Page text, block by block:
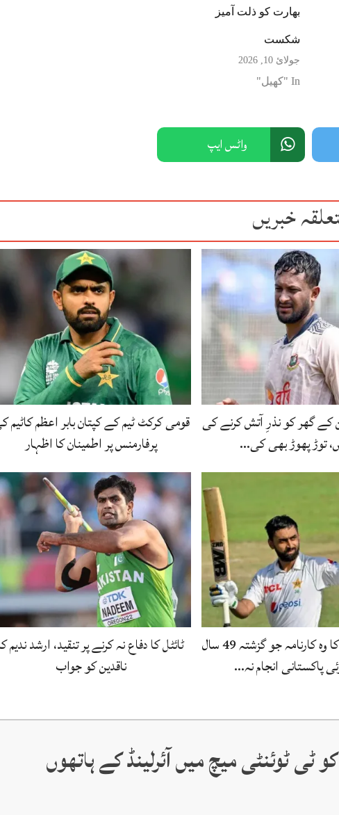
بھارت کو ذلت آمیز
شکست
جولائ 10, 2026
In "کھیل"
واٹس ایپ
خبریں
گھر کو نذرِ آتش کرنے کی
توڑ پھوڑ بھی کی…
قومی کرکٹ ٹیم کے کپتان بابر اعظم کاٹیم
پرفارمنس پر اطمینان کا اظہار
عبداللہ شفیق کا وہ کارنامہ جو گزشتہ 49 سال
پاکستانی انجام نہ…
ٹائٹل کا دفاع نہ کرنے پر تنقید، ارشد ندیم
ناقدین کو جواب
ٹی ٹوئنٹی میچ میں آئرلینڈ کے ہاتھوں